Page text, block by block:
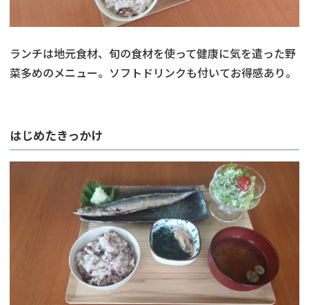
ランチは地元食材、旬の食材を使って健康に気を遣った野
菜多めのメニュー。ソフトドリンクも付いてお得感あり。
はじめたきっかけ